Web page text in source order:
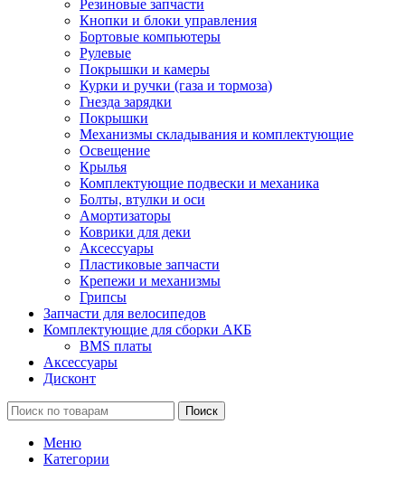
Резиновые запчасти
Кнопки и блоки управления
Бортовые компьютеры
Рулевые
Покрышки и камеры
Курки и ручки (газа и тормоза)
Гнезда зарядки
Покрышки
Механизмы складывания и комплектующие
Освещение
Крылья
Комплектующие подвески и механика
Болты, втулки и оси
Амортизаторы
Коврики для деки
Аксессуары
Пластиковые запчасти
Крепежи и механизмы
Грипсы
Запчасти для велосипедов
Комплектующие для сборки АКБ
BMS платы
Аксессуары
Дисконт
Поиск
Меню
Категории